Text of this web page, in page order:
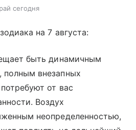
сегодня
на 7 августа:
быть динамичным
внезапных
от вас
Воздух
неопределенностью,